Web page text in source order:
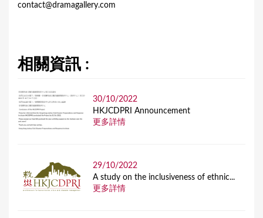
contact@dramagallery.com
相關資訊 :
30/10/2022
HKJCDPRI Announcement
更多詳情
29/10/2022
A study on the inclusiveness of ethnic...
更多詳情